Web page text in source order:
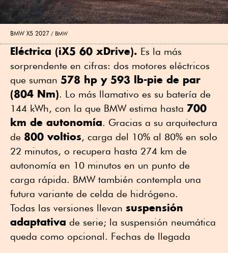
BMW X5 2027 BMW
Eléctrica (iX5 60 xDrive). Es la más
sorprendente en cifras: dos motores eléctricos
que suman 578 hp y 593 lb-pie de par
(804 Nm). Lo más llamativo es su batería de
144 kWh, con la que BMW estima hasta 700
km de autonomía. Gracias a su arquitectura
de 800 voltios, carga del 10% al 80% en solo
22 minutos, o recupera hasta 274 km de
autonomía en 10 minutos en un punto de
carga rápida. BMW también contempla una
futura variante de celda de hidrógeno.
Todas las versiones llevan suspensión
adaptativa de serie; la suspensión neumática
queda como opcional. Fechas de llegada